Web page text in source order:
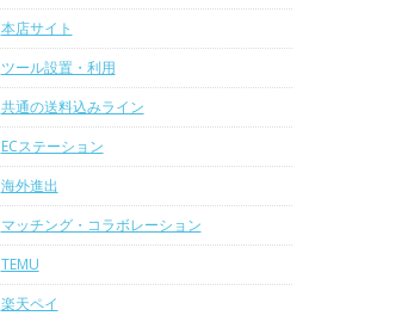
本店サイト
ツール設置・利用
共通の送料込みライン
ECステーション
海外進出
マッチング・コラボレーション
TEMU
楽天ペイ